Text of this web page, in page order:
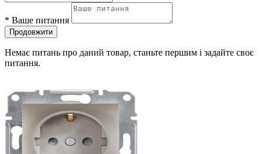
* Ваше питання
Продовжити
Немає питань про даний товар, станьте першим і задайте своє
питання.